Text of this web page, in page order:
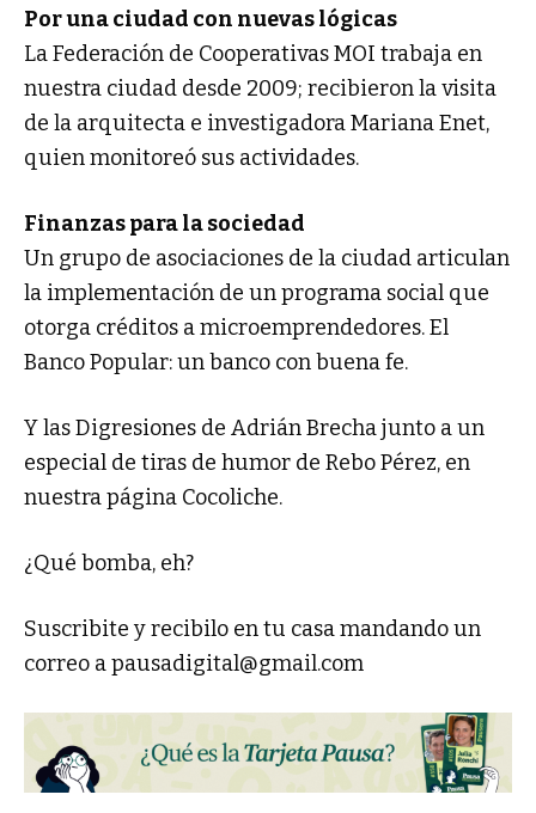
Por una ciudad con nuevas lógicas
La Federación de Cooperativas MOI trabaja en
nuestra ciudad desde 2009; recibieron la visita
de la arquitecta e investigadora Mariana Enet,
quien monitoreó sus actividades.
Finanzas para la sociedad
Un grupo de asociaciones de la ciudad articulan
la implementación de un programa social que
otorga créditos a microemprendedores. El
Banco Popular: un banco con buena fe.
Y las Digresiones de Adrián Brecha junto a un
especial de tiras de humor de Rebo Pérez, en
nuestra página Cocoliche.
¿Qué bomba, eh?
Suscribite y recibilo en tu casa mandando un
correo apausadigital@gmail.com